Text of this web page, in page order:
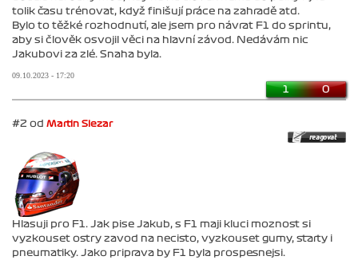
tolik času trénovat, když finišují práce na zahradě atd.
Bylo to těžké rozhodnutí, ale jsem pro návrat F1 do sprintu,
aby si člověk osvojil věci na hlavní závod. Nedávám nic
Jakubovi za zlé. Snaha byla.
09.10.2023 - 17:20
1 0
#2 od Martin Slezar
Hlasuji pro F1. Jak pise Jakub, s F1 maji kluci moznost si
vyzkouset ostry zavod na necisto, vyzkouset gumy, starty i
pneumatiky. Jako priprava by F1 byla prospesnejsi.